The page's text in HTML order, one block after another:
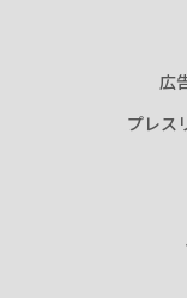
広
プレス